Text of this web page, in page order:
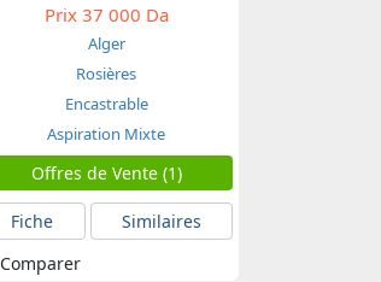
Prix37 000 Da
Alger
Rosières
Encastrable
Aspiration Mixte
Offres de Vente (1)
Fiche
Similaires
Comparer